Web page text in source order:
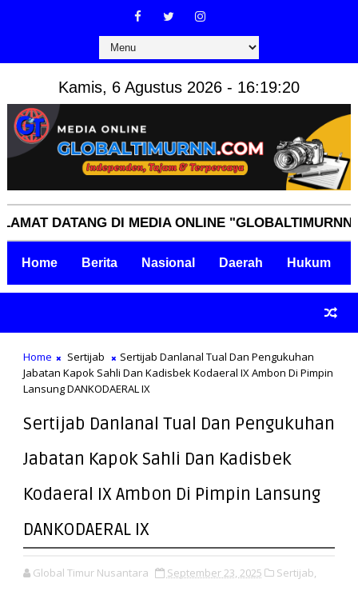
Kamis, 6 Agustus 2026 - 16:19:21
DI MEDIA ONLINE "GLOBALTIMURNN.COM"
Home Berita Nasional Daerah Hukum
Home Sertijab
Sertijab Danlanal Tual Dan Pengukuhan
Jabatan Kapok Sahli Dan Kadisbek Kodaeral IX Ambon Di Pimpin
Lansung DANKODAERAL IX
Sertijab Danlanal Tual Dan Pengukuhan
Jabatan Kapok Sahli Dan Kadisbek
Kodaeral IX Ambon Di Pimpin Lansung
DANKODAERAL IX
Global Timur Nusantara September 23, 2025 Sertijab,